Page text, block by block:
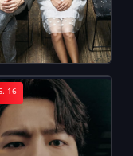
16